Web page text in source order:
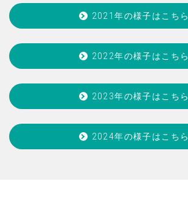
2021年の様⼦はこちら
2022年の様⼦はこちら
2023年の様⼦はこちら
2024年の様⼦はこちら